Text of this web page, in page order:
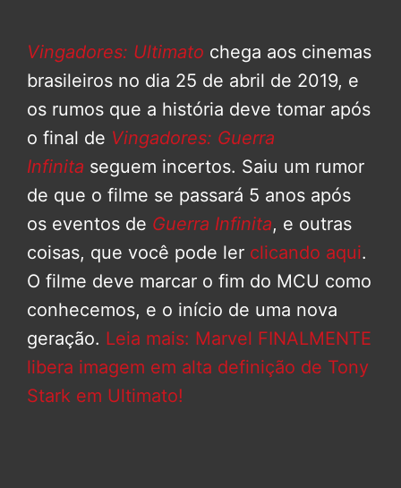
Vingadores: Ultimato chega aos cinemas
brasileiros no dia 25 de abril de 2019, e
os rumos que a história deve tomar após
o final de Vingadores: Guerra
Infinita seguem incertos. Saiu um rumor
de que o filme se passará 5 anos após
os eventos de Guerra Infinita, e outras
coisas, que você pode ler clicando aqui.
O filme deve marcar o fim do MCU como
conhecemos, e o início de uma nova
geração. Leia mais: Marvel FINALMENTE
libera imagem em alta definição de Tony
Stark em Ultimato!